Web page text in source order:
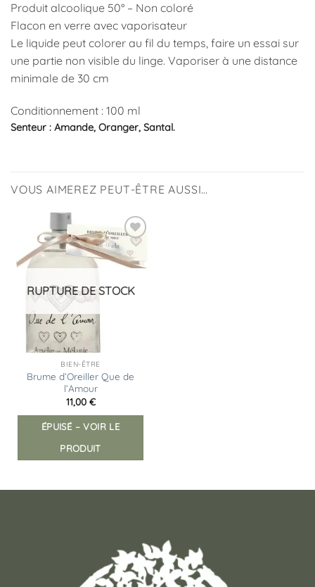
Produit alcoolique 50° – Non coloré
Flacon en verre avec vaporisateur
Le liquide peut colorer au fil du temps, faire un essai sur
une partie non visible du linge. Vaporiser à une distance
minimale de 30 cm
Conditionnement : 100 ml
Senteur : Amande, Oranger, Santal.
VOUS AIMEREZ PEUT-ÊTRE AUSSI…
Ajouter
à la
liste
RUPTURE DE STOCK
BIEN-ÊTRE
Brume d’Oreiller Que de
l’Amour
11,00 €
ÉPUISÉ – VOIR LE
PRODUIT